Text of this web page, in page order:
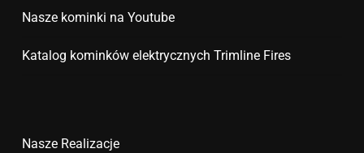
Nasze kominki na Youtube
Katalog kominków elektrycznych Trimline Fires
Nasze Realizacje